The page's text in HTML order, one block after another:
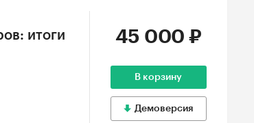
итоги
45 000 ₽
В корзину
Демоверсия